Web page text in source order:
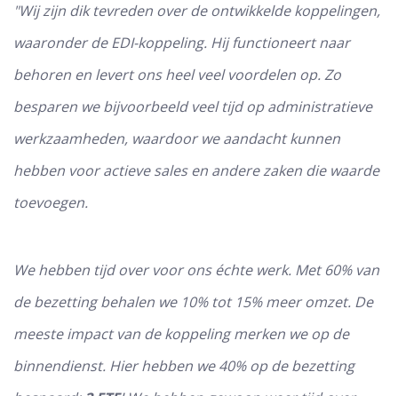
"Wij zijn dik tevreden over de ontwikkelde koppelingen,
waaronder de EDI-koppeling. Hij functioneert naar
behoren en levert ons heel veel voordelen op. Zo
besparen we bijvoorbeeld veel tijd op administratieve
werkzaamheden, waardoor we aandacht kunnen
hebben voor actieve sales en andere zaken die waarde
toevoegen.
We hebben tijd over voor ons échte werk. Met 60% van
de bezetting behalen we 10% tot 15% meer omzet. De
meeste impact van de koppeling merken we op de
binnendienst. Hier hebben we 40% op de bezetting